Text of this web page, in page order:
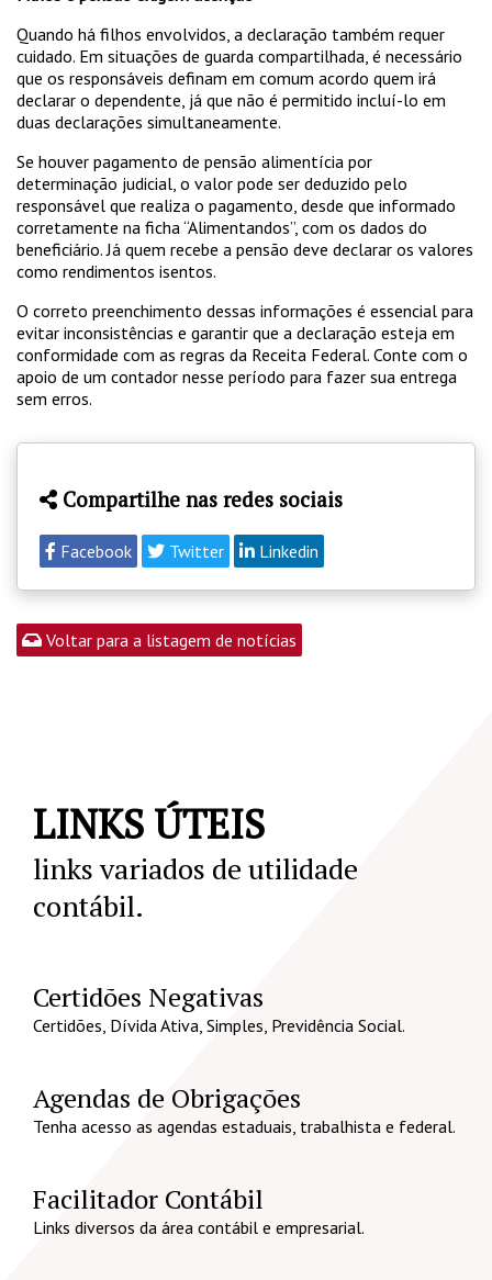
Quando há filhos envolvidos, a declaração também requer
cuidado. Em situações de guarda compartilhada, é necessário
que os responsáveis definam em comum acordo quem irá
declarar o dependente, já que não é permitido incluí-lo em
duas declarações simultaneamente.
Se houver pagamento de pensão alimentícia por
determinação judicial, o valor pode ser deduzido pelo
responsável que realiza o pagamento, desde que informado
corretamente na ficha “Alimentandos”, com os dados do
beneficiário. Já quem recebe a pensão deve declarar os valores
como rendimentos isentos.
O correto preenchimento dessas informações é essencial para
evitar inconsistências e garantir que a declaração esteja em
conformidade com as regras da Receita Federal. Conte com o
apoio de um contador nesse período para fazer sua entrega
sem erros.
Compartilhe nas redes sociais
Facebook Twitter Linkedin
Voltar para a listagem de notícias
LINKS ÚTEIS
links variados de utilidade
contábil.
Certidões Negativas
Certidões, Dívida Ativa, Simples, Previdência Social.
Agendas de Obrigações
Tenha acesso as agendas estaduais, trabalhista e federal.
Facilitador Contábil
Links diversos da área contábil e empresarial.